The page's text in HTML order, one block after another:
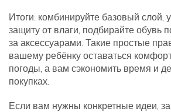
Итоги: комбинируйте базовый слой,
защиту от влаги, подбирайте обувь
за аксессуарами. Такие простые
вашему ребёнку оставаться
погоды, а вам сэкономить время и
покупках.
Если вам нужны конкретные идеи,